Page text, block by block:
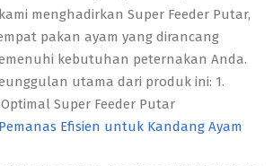
menghadirkan Super Feeder Putar,
pakan ayam yang dirancang
kebutuhan peternakan Anda.
utama dari produk ini: 1.
Super Feeder Putar
Efisien untuk Kandang Ayam